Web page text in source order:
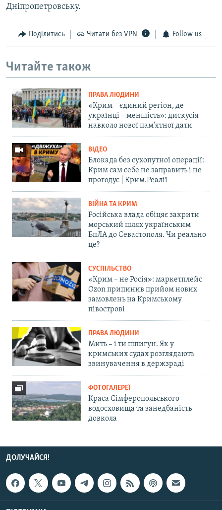
Дніпропетровську.
Поділитись Читати без VPN Follow us
Читайте також
ПРАВА ЛЮДИНИ
«Крим – єдиний регіон, де
українці – меншість»: дискусія
навколо нової пам'ятної дати
ВІДЕО
Блокада без сухопутної операції:
Крим сам себе не заправить і не
прогодує | Крим.Реалії
ВІЙНА ТА КРИМ
Російська влада обіцяє закрити
морський шлях українським
БпЛА до Севастополя. Чи реально
це?
СУСПІЛЬСТВО
«Крим – не Росія»: маркетплейс
Ozon припинив прийом нових
замовлень на Кримському
півострові
ПРАВА ЛЮДИНИ
Мить – і ти шпигун. Як у
кримських судах розглядають
звинувачення в держзраді
ФОТОГАЛЕРЕЇ
Краса Сімферопольського
водосховища та занедбаність
довкола
ДОЛУЧАЙСЯ!